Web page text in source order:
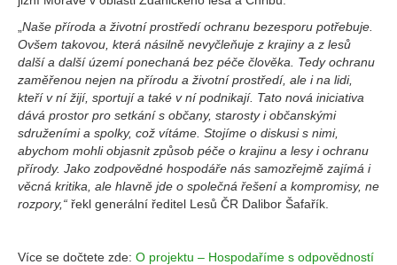
Naše příroda a životní prostředí ochranu bezesporu potřebuje.
Ovšem takovou, která násilně nevyčleňuje z krajiny a z lesů
další a další území ponechaná bez péče člověka. Tedy ochranu
zaměřenou nejen na přírodu a životní prostředí, ale i na lidi,
kteří v ní žijí, sportují a také v ní podnikají. Tato nová iniciativa
dává prostor pro setkání s občany, starosty i občanskými
sdruženími a spolky, což vítáme. Stojíme o diskusi s nimi,
abychom mohli objasnit způsob péče o krajinu a lesy i ochranu
přírody. Jako zodpovědné hospodáře nás samozřejmě zajímá i
věcná kritika, ale hlavně jde o společná řešení a kompromisy, ne
rozpory,“ řekl generální ředitel Lesů ČR Dalibor Šafařík.
Více se dočtete zde: O projektu – Hospodaříme s odpovědností